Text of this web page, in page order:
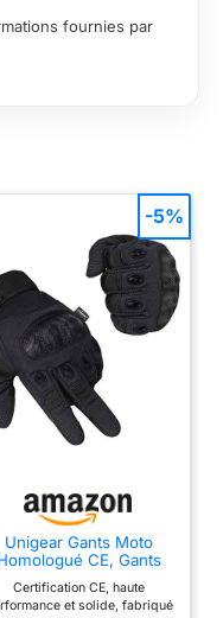
L
courbés ;
sur
fournies par
Unigear Gants Moto
CE, Gants
Saison Ecran Tactile
Respirable pour Auto
Certification CE, haute
et solide, fabriqué
-5%